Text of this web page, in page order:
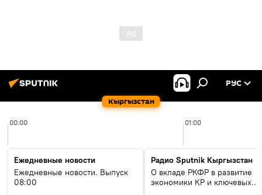
Кыргызстан
РУС
00:00 01:00
Ежедневные новости
Ежедневные новости. Выпуск
08:00
Радио Sputnik Кыргызстан
О вкладе РКФР в развитие
экономики КР и ключевых